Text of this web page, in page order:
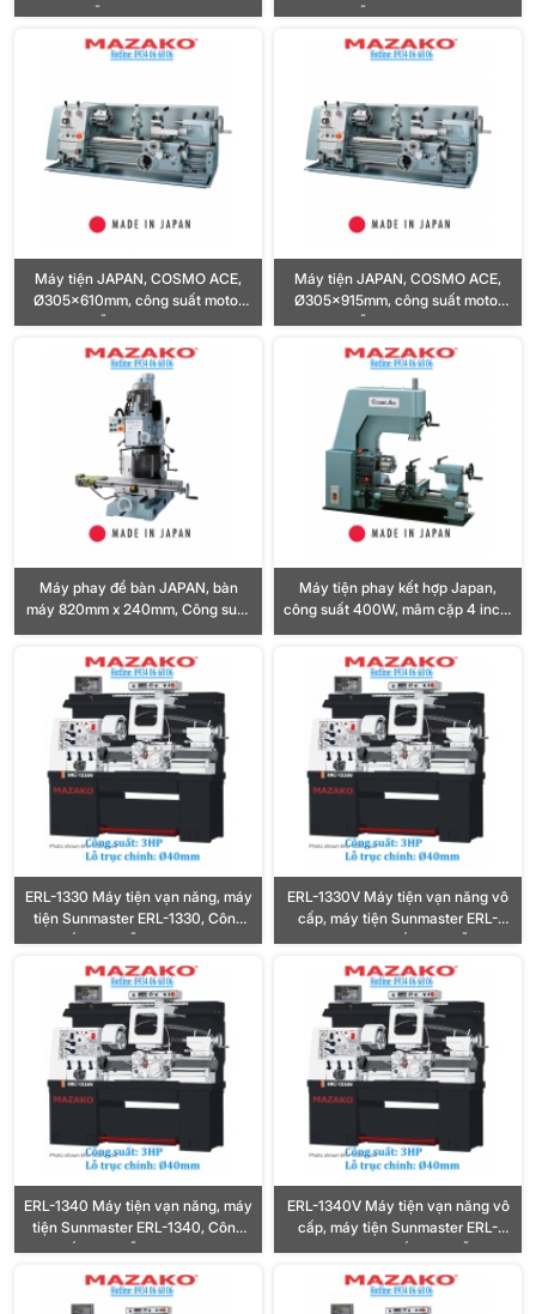
400W, lỗ trục chính Ø19.5mm 1000W, lỗ trục chính Ø40mm
Máy tiện JAPAN, COSMO ACE,
Ø305x610mm, công suất motor
1000W, lỗ trục chính Ø40mm
Máy tiện JAPAN, COSMO ACE,
Ø305x915mm, công suất motor
1000W, lỗ trục chính Ø40mm
Máy phay để bàn JAPAN, bàn
máy 820mm x 240mm, Công suất
1500W, hành trình XYZ
400/300/300mm
Máy tiện phay kết hợp Japan,
công suất 400W, mâm cặp 4 inch,
bàn máy 140mm x 200mm
ERL-1330 Máy tiện vạn năng, máy
tiện Sunmaster ERL-1330, Công
suất 3HP, Lỗ trục Ø40mm
ERL-1330V Máy tiện vạn năng vô
cấp, máy tiện Sunmaster ERL-
1330V, Công suất 3HP, Lỗ trục
Ø40mm
ERL-1340 Máy tiện vạn năng, máy
tiện Sunmaster ERL-1340, Công
suất 3HP, Lỗ trục Ø40mm
ERL-1340V Máy tiện vạn năng vô
cấp, máy tiện Sunmaster ERL-
1340V, Công suất 3HP, Lỗ trục
Ø40mm